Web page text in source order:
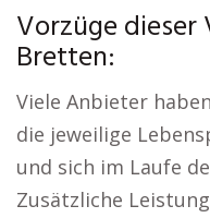
Vorzüge dieser
Bretten:
Viele Anbieter
die jeweilige
und sich im Laufe
Zusätzliche